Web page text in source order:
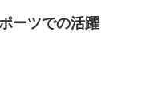
ーツでの活躍